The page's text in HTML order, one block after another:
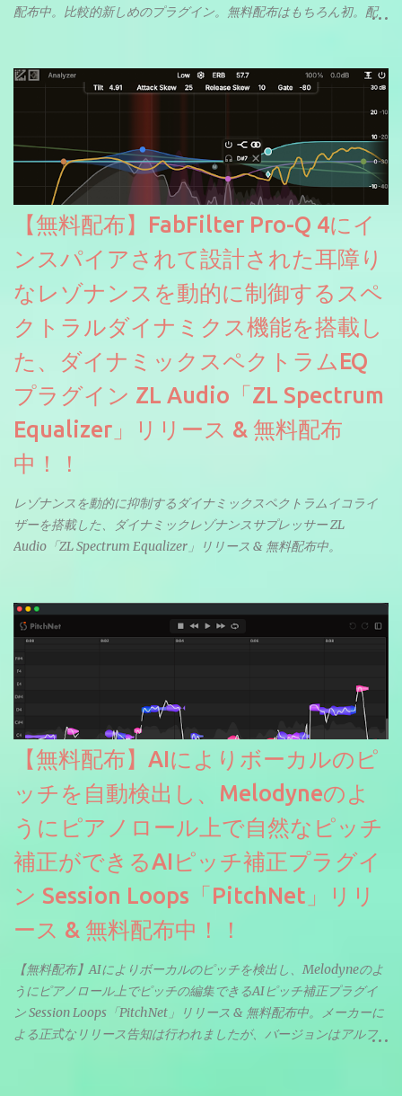
配布中。比較的新しめのプラグイン。無料配布はもちろん初。配
【無料配布】FabFilter Pro-Q 4にイ
ンスパイアされて設計された耳障り
なレゾナンスを動的に制御するスペ
クトラルダイナミクス機能を搭載し
た、ダイナミックスペクトラムEQ
プラグイン ZL Audio「ZL Spectrum
Equalizer」リリース & 無料配布
中！！
レゾナンスを動的に抑制するダイナミックスペクトラムイコライ
ザーを搭載した、ダイナミックレゾナンスサプレッサー ZL
Audio「ZL Spectrum Equalizer」リリース & 無料配布中。
【無料配布】AIによりボーカルのピ
ッチを自動検出し、Melodyneのよ
うにピアノロール上で自然なピッチ
補正ができるAIピッチ補正プラグイ
ン Session Loops「PitchNet」リリ
ース & 無料配布中！！
【無料配布】AIによりボーカルのピッチを検出し、Melodyneのよ
うにピアノロール上でピッチの編集できるAIピッチ補正プラグイ
ン Session Loops「PitchNet」リリース & 無料配布中。メーカーに
よる正式なリリース告知は行われましたが、バージョンはアルフ